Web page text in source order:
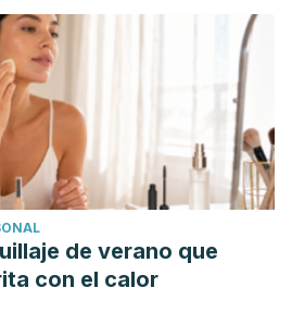
de verano que
con el calor